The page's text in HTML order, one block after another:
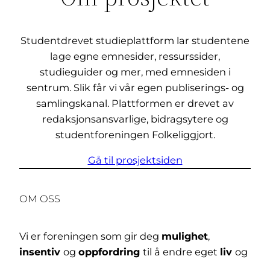
Studentdrevet studieplattform lar studentene
lage egne emnesider, ressurssider,
studieguider og mer, med emnesiden i
sentrum. Slik får vi vår egen publiserings- og
samlingskanal. Plattformen er drevet av
redaksjonsansvarlige, bidragsytere og
studentforeningen Folkeliggjort.
Gå til prosjektsiden
OM OSS
Vi er foreningen som gir deg mulighet,
insentiv og oppfordring til å endre eget liv og